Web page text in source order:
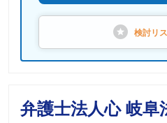
検討リ
弁護士法人心 岐阜